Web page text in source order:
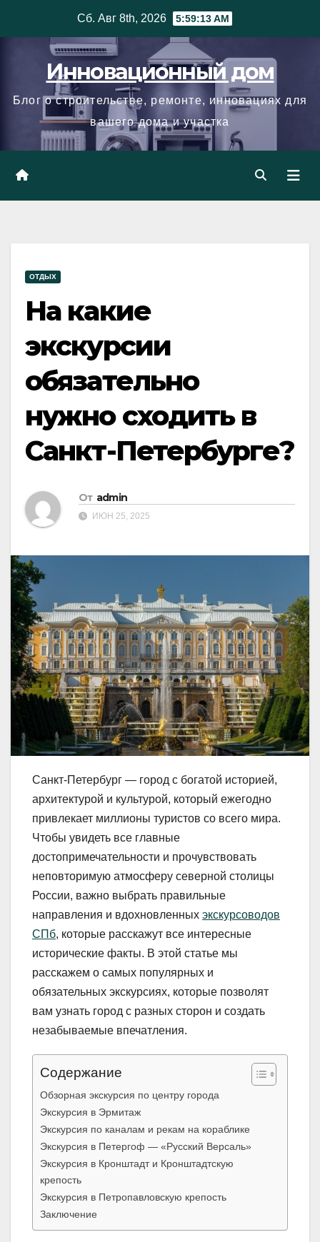
Сб. Авг 8th, 2026 5:59:14 AM
Инновационный дом
Блог о строительстве, ремонте, инновациях для
вашего дома и участка
ОТДЫХ
На какие
экскурсии
обязательно
нужно сходить в
Санкт-Петербурге?
От admin
ИЮН 25, 2025
Санкт-Петербург — город с богатой историей,
архитектурой и культурой, который ежегодно
привлекает миллионы туристов со всего мира.
Чтобы увидеть все главные
достопримечательности и прочувствовать
неповторимую атмосферу северной столицы
России, важно выбрать правильные
направления и вдохновленных экскурсоводов
СПб, которые расскажут все интересные
исторические факты. В этой статье мы
расскажем о самых популярных и
обязательных экскурсиях, которые позволят
вам узнать город с разных сторон и создать
незабываемые впечатления.
Содержание
Обзорная экскурсия по центру города
Экскурсия в Эрмитаж
Экскурсия по каналам и рекам на кораблике
Экскурсия в Петергоф — «Русский Версаль»
Экскурсия в Кронштадт и Кронштадтскую
крепость
Экскурсия в Петропавловскую крепость
Заключение